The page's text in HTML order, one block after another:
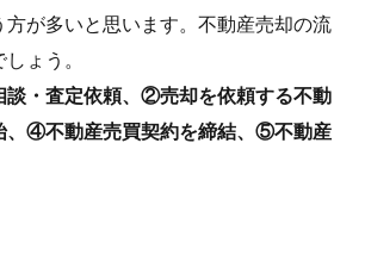
が多いと思います。不動産売却の流
ょう。
・査定依頼、②売却を依頼する不動
、④不動産売買契約を締結、⑤不動産